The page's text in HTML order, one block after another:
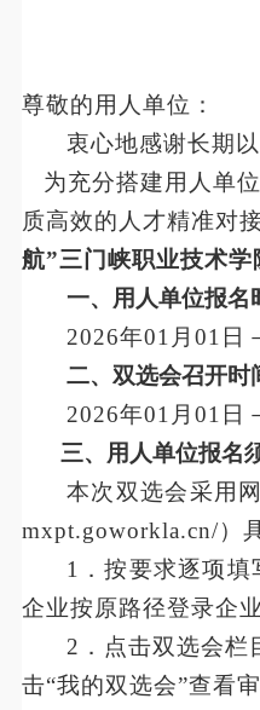
尊敬的用人单位：
衷心地感谢长期
为充分搭建用人单
质高效的人才精准对
航”三门峡职业技术
一、用人单位报名
2026年01月 01日
二、双选会召开时
2026年01月 01日
三、用人单位报名
本次双选会采用
mxpt.goworkla.cn/）
1．按要求逐项
企业按原路径登录企
2．点击双选会栏
击“我的双选会”查看